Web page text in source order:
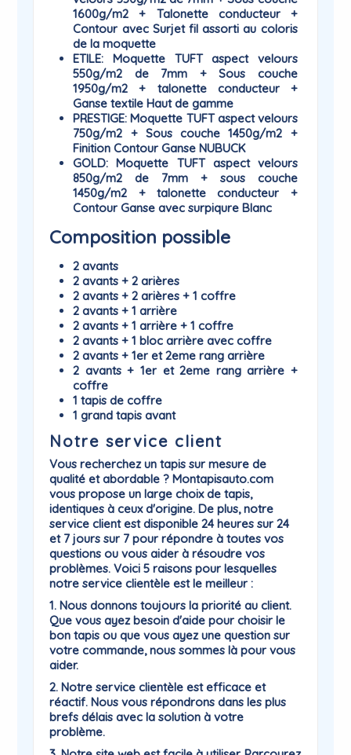
1600g/m2 + Talonette conducteur +
Contour avec Surjet fil assorti au coloris
de la moquette
ETILE: Moquette TUFT aspect velours
550g/m2 de 7mm + Sous couche
1950g/m2 + talonette conducteur +
Ganse textile Haut de gamme
PRESTIGE: Moquette TUFT aspect velours
750g/m2 + Sous couche 1450g/m2 +
Finition Contour Ganse NUBUCK
GOLD: Moquette TUFT aspect velours
850g/m2 de 7mm + sous couche
1450g/m2 + talonette conducteur +
Contour Ganse avec surpiqure Blanc
Composition possible
2 avants
2 avants + 2 arières
2 avants + 2 arières + 1 coffre
2 avants + 1 arrière
2 avants + 1 arrière + 1 coffre
2 avants + 1 bloc arrière avec coffre
2 avants + 1er et 2eme rang arrière
2 avants + 1er et 2eme rang arrière +
coffre
1 tapis de coffre
1 grand tapis avant
Notre service client
Vous recherchez un tapis sur mesure de
qualité et abordable ? Montapisauto.com
vous propose un large choix de tapis,
identiques à ceux d'origine. De plus, notre
service client est disponible 24 heures sur 24
et 7 jours sur 7 pour répondre à toutes vos
questions ou vous aider à résoudre vos
problèmes. Voici 5 raisons pour lesquelles
notre service clientèle est le meilleur :
1. Nous donnons toujours la priorité au client.
Que vous ayez besoin d'aide pour choisir le
bon tapis ou que vous ayez une question sur
votre commande, nous sommes là pour vous
aider.
2. Notre service clientèle est efficace et
réactif. Nous vous répondrons dans les plus
brefs délais avec la solution à votre
problème.